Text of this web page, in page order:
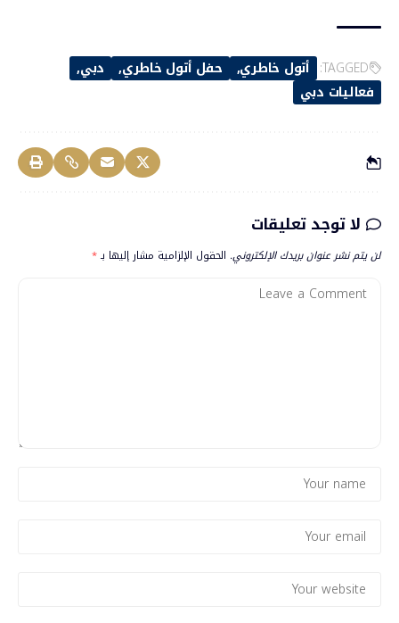
TAGGED: أتول خاطري حفل أتول خاطري
دبي
فعاليات دبي
لا توجد تعليقات
لن يتم نشر عنوان بريدك الإلكتروني. الحقول الإلزامية مشار إليها بـ*